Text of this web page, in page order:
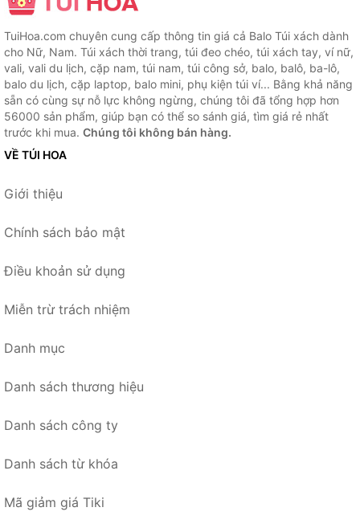
TuiHoa.com chuyên cung cấp thông tin giá cả Balo Túi xách dành
cho Nữ, Nam. Túi xách thời trang, túi đeo chéo, túi xách tay, ví nữ,
vali, vali du lịch, cặp nam, túi nam, túi công sở, balo, balô, ba-lô,
balo du lịch, cặp laptop, balo mini, phụ kiện túi ví... Bằng khả năng
sẵn có cùng sự nỗ lực không ngừng, chúng tôi đã tổng hợp hơn
56000 sản phẩm, giúp bạn có thể so sánh giá, tìm giá rẻ nhất
trước khi mua. Chúng tôi không bán hàng.
VỀ TÚI HOA
Giới thiệu
Chính sách bảo mật
Điều khoản sử dụng
Miễn trừ trách nhiệm
Danh mục
Danh sách thương hiệu
Danh sách công ty
Danh sách từ khóa
Mã giảm giá Tiki